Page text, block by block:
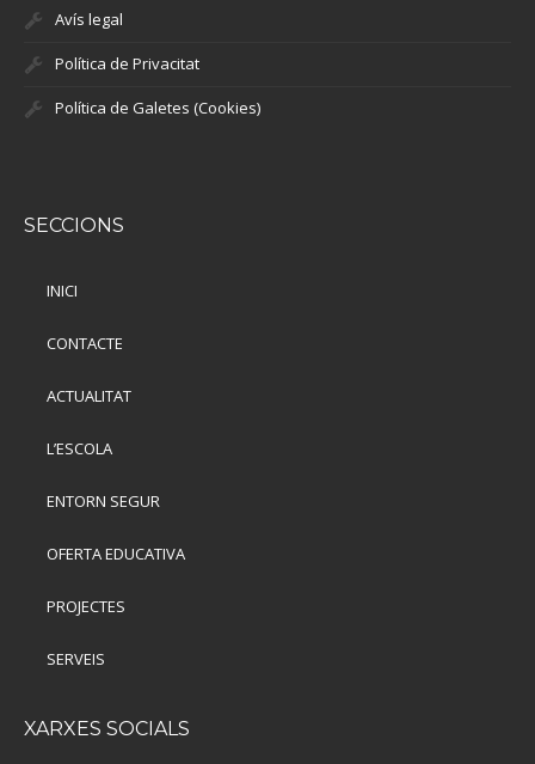
Avís legal
Política de Privacitat
Política de Galetes (Cookies)
SECCIONS
INICI
CONTACTE
ACTUALITAT
L’ESCOLA
ENTORN SEGUR
OFERTA EDUCATIVA
PROJECTES
SERVEIS
XARXES SOCIALS